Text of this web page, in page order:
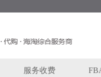
服务收费